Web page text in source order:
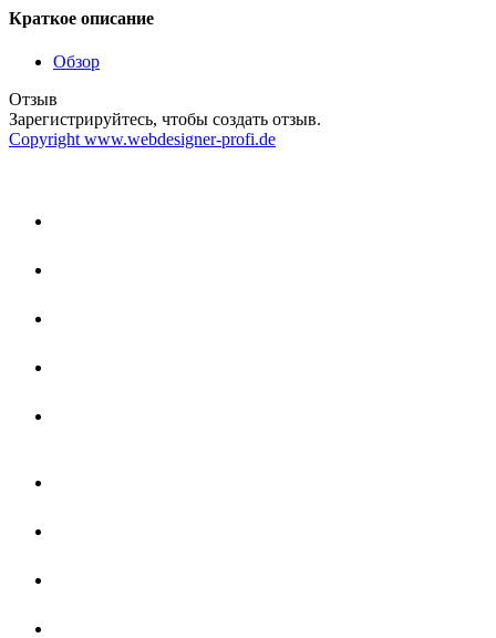
Краткое описание
Обзор
Отзыв
Зарегистрируйтесь, чтобы создать отзыв.
Copyright www.webdesigner-profi.de